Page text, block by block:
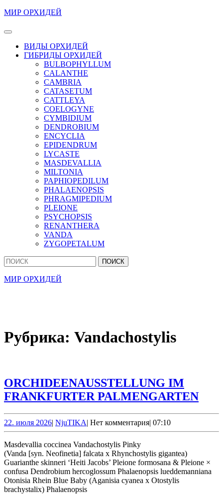
Перейти
содержимому
содержимому
МИР ОРХИДЕЙ
Кнопка
ОткрытьВИДЫ ОРХИДЕЙ
ГИБРИДЫ ОРХИДЕЙ
BULBOPHYLLUM
CALANTHE
CAMBRIA
CATASETUM
CATTLEYA
COELOGYNE
CYMBIDIUM
DENDROBIUM
ENCYCLIA
EPIDENDRUM
LYCASTE
MASDEVALLIA
MILTONIA
PAPHIOPEDILUM
PHALAENOPSIS
PHRAGMIPEDIUM
PLEIONE
PSYCHOPSIS
RENANTHERA
VANDA
ZYGOPETALUM
Кнопка
Закрыть
Найти:
МИР ОРХИДЕЙ
Рубрика: Vandachostylis
ORCHIDEENAUSSTELLUNG IM
FRANKFURTER PALMENGARTEN
22. июля 202622.
июля
2026
| NjuTIKANjuTIKA
| Нет комментария| 07:10
Masdevallia coccinea Vandachostylis Pinky
(Vanda [syn. Neofinetia] falcata x Rhynchostylis gigantea)
Guarianthe skinneri ‘Heiti Jacobs’ Pleione formosana & Pleione ×
confusa Dendrobium hercoglossum Phalaenopsis lueddemanniana
Otonisia Rhein Blue Baby (Aganisia cyanea x Otostylis
brachystalix) Phalaenopsis